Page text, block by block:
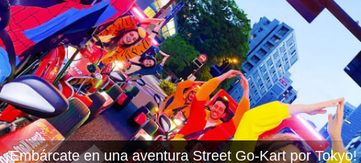
Empresa Reservas
Cambiar Tienda
Tokyo Shinagawa Tokyo Akihabara#1
Tokyo Akihabara#2 Tokyo Shibuya
Tokyo Shibuya Annex Tokyo Bay
Tokyo Asakusa Osaka
¡Embárcate en una aventura Street Go-Kart por Tokyo!